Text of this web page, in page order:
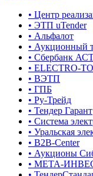
• Центр
• ЭТП uTender
• Альфалот
• Аукционный
• Сбербанк
• ELECTRO-
• ВЭТП
• ГПБ
• Ру-Трейд
• Тендер Гарант
• Система
• Уральская
• B2B-Center
• Аукционы
• МЕТА-